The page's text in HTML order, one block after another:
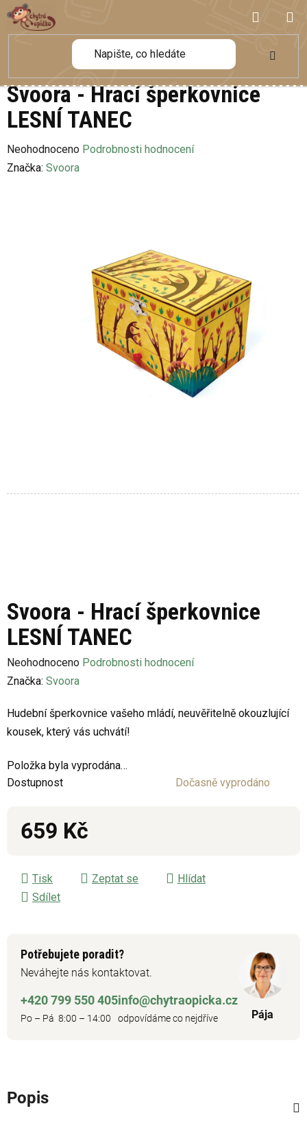
Přejít
na
obsah
KOŠÍK
Svoora - Hrací šperkovnice
LESNÍ TANEC
Průměrné
hodnocení
je
0,0
5
hvězdiček.
Neohodnoceno Podrobnosti hodnocení
Značka: Svoora
Hudební šperkovnice vašeho mládí, neuvěřitelně okouzlující
kousek, který vás uchvátí!
Položka byla vyprodána…
Dostupnost
Dočasně vyprodáno
659 Kč
Tisk Zeptat se
Hlídat
Sdílet
Potřebujete poradit?
Neváhejte nás kontaktovat.
+420 799 550 405
Po – Pá 8:00 – 14:00
info@chytraopicka.cz
odpovídáme co nejdříve Pája
Svoora - Hrací šperkovnice
LESNÍ TANEC
Průměrné
hodnocení
Neohodnoceno Podrobnosti hodnocení
Značka: Svoora
Popis